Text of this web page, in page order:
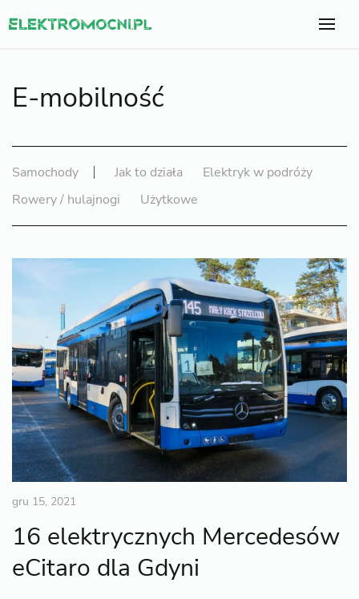
E-mobilność
Samochody Jak to działa
Elektryk w podróży
Rowery / hulajnogi
Użytkowe
gru 15, 2021
16 elektrycznych Mercedesów
eCitaro dla Gdyni